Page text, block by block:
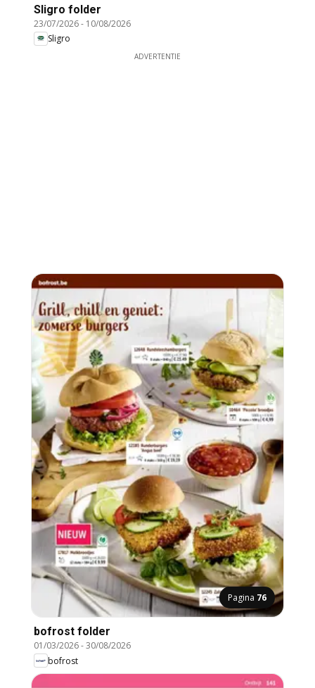
Sligro folder
23/07/2026- 10/08/2026
Sligro
ADVERTENTIE
Pagina 76
bofrost folder
01/03/2026-30/08/2026
bofrost